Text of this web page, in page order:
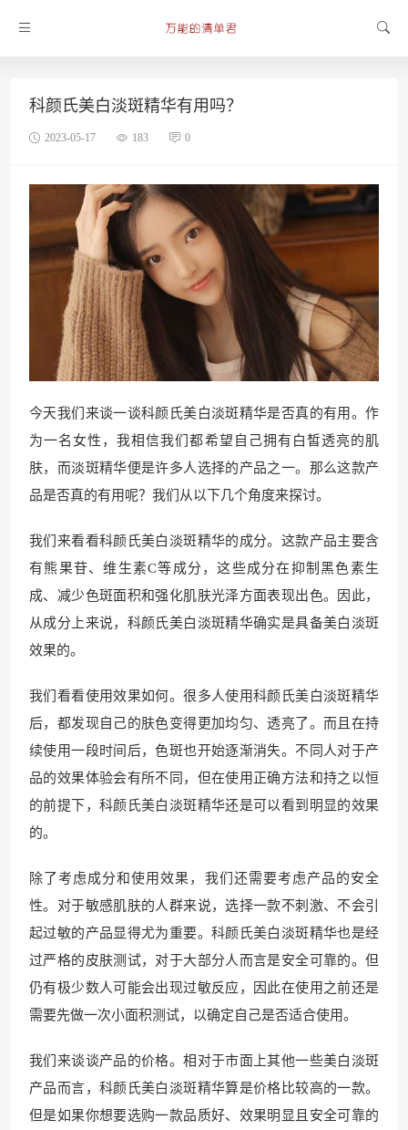
科颜氏美白淡斑精华有用吗？
2023-05-17 183 0
今天我们来谈一谈科颜氏美白淡斑精华是否真的有用。作
为一名女性，我相信我们都希望自己拥有白皙透亮的肌
肤，而淡斑精华便是许多人选择的产品之一。那么这款产
品是否真的有用呢？我们从以下几个角度来探讨。
我们来看看科颜氏美白淡斑精华的成分。这款产品主要含
有熊果苷、维生素C等成分，这些成分在抑制黑色素生
成、减少色斑面积和强化肌肤光泽方面表现出色。因此，
从成分上来说，科颜氏美白淡斑精华确实是具备美白淡斑
效果的。
我们看看使用效果如何。很多人使用科颜氏美白淡斑精华
后，都发现自己的肤色变得更加均匀、透亮了。而且在持
续使用一段时间后，色斑也开始逐渐消失。不同人对于产
品的效果体验会有所不同，但在使用正确方法和持之以恒
的前提下，科颜氏美白淡斑精华还是可以看到明显的效果
的。
除了考虑成分和使用效果，我们还需要考虑产品的安全
性。对于敏感肌肤的人群来说，选择一款不刺激、不会引
起过敏的产品显得尤为重要。科颜氏美白淡斑精华也是经
过严格的皮肤测试，对于大部分人而言是安全可靠的。但
仍有极少数人可能会出现过敏反应，因此在使用之前还是
需要先做一次小面积测试，以确定自己是否适合使用。
我们来谈谈产品的价格。相对于市面上其他一些美白淡斑
产品而言，科颜氏美白淡斑精华算是价格比较高的一款。
但是如果你想要选购一款品质好、效果明显且安全可靠的